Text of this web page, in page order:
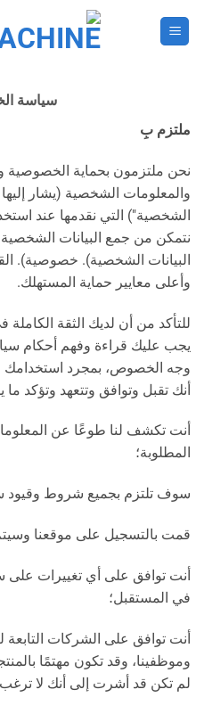
للمحتوى
سياسة
ملتزم بِ
نحن ملتزمون بحماية الخصوصية
والمعلومات الشخصية (يشار إليها
الشخصية") التي نقدمها عند
نتمكن من جمع البيانات الشخصية
البيانات الشخصية). خصوصية).
وأعلى معايير حماية المستهلك.
للتأكد من أن لديك الثقة الكاملة
يجب عليك قراءة وفهم أحكام
وجه الخصوص، بمجرد استخدامك
أنك تقبل وتوافق وتتعهد وتؤكد ما
أنت تكشف لنا طوعًا عن
المطلوبة؛
سوف تلتزم بجميع شروط وقيود
قمت بالتسجيل على موقعنا
أنت توافق على أي تغييرات على
في المستقبل؛
أنت توافق على الشركات التابعة
وموظفينا، وقد تكون مهتمًا
لم تكن قد أشرت إلى أنك لا